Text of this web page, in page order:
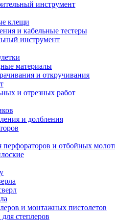
инструмент
клещи
и кабельные тестеры
инструмент
материалы
и откручивания
и отрезных работ
и долбления
перфораторов и отбойных
и монтажных пистолетов
степлеров